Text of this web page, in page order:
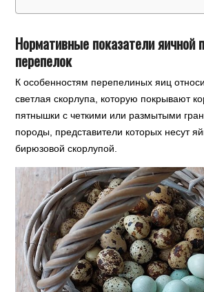
Нормативные показатели яичной
перепелок
К особенностям перепелиных яиц
светлая скорлупа, которую покрывают
пятнышки с четкими или размытыми
породы, представители которых несут
бирюзовой скорлупой.